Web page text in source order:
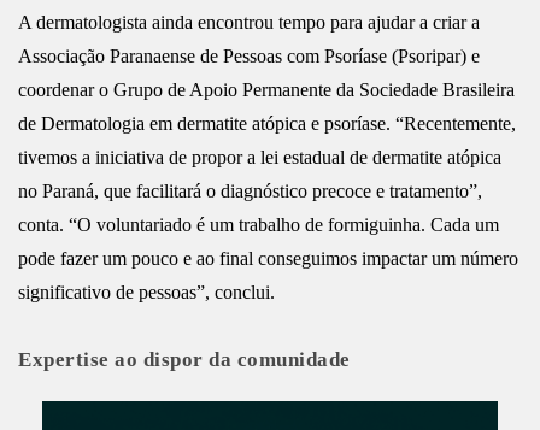
A dermatologista ainda encontrou tempo para ajudar a criar a
Associação Paranaense de Pessoas com Psoríase (Psoripar) e
coordenar o Grupo de Apoio Permanente da Sociedade Brasileira
de Dermatologia em dermatite atópica e psoríase. “Recentemente,
tivemos a iniciativa de propor a lei estadual de dermatite atópica
no Paraná, que facilitará o diagnóstico precoce e tratamento”,
conta. “O voluntariado é um trabalho de formiguinha. Cada um
pode fazer um pouco e ao final conseguimos impactar um número
significativo de pessoas”, conclui.
Expertise ao dispor da comunidade